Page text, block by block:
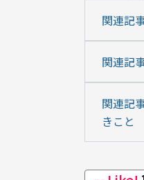
関連記
関連記
関連記
きこと